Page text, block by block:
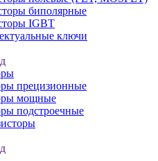
биполярные
IGBT
ключи
прецизионные
мощные
подстроечные